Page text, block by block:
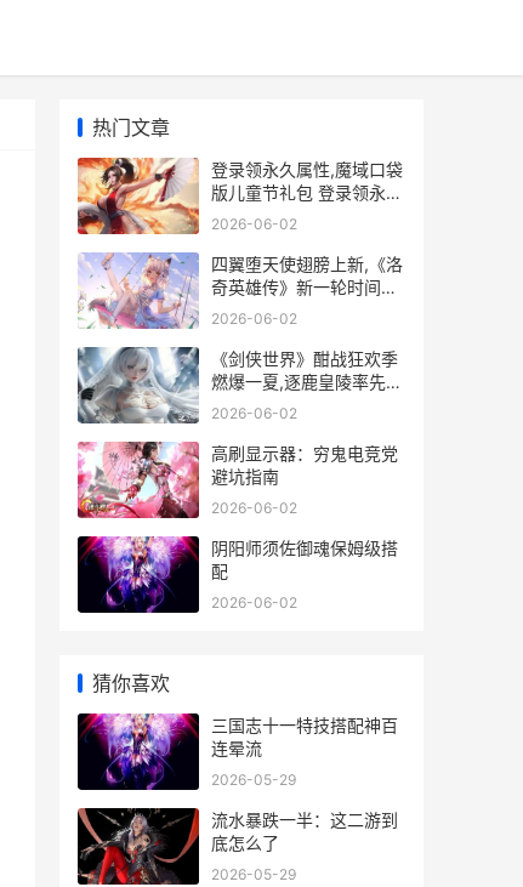
热门文章
登录领永久属性,魔域口袋
版儿童节礼包 登录领永久
属性怎么弄
2026-06-02
四翼堕天使翅膀上新,《洛
奇英雄传》新一轮时间商
店今天开始 四翼天使翅膀
2026-06-02
《剑侠世界》酣战狂欢季
燃爆一夏,逐鹿皇陵率先开
战 剑侠世界贴吧
2026-06-02
高刷显示器：穷鬼电竞党
避坑指南
2026-06-02
阴阳师须佐御魂保姆级搭
配
2026-06-02
猜你喜欢
三国志十一特技搭配神百
连晕流
2026-05-29
流水暴跌一半：这二游到
底怎么了
2026-05-29